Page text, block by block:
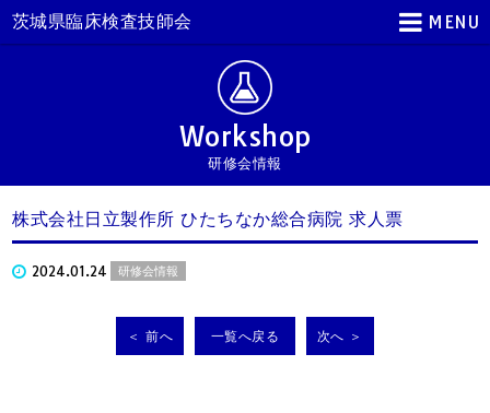
MENU
茨城県臨床検査技師会
Workshop
研修会情報
株式会社日立製作所 ひたちなか総合病院 求人票
2024.01.24 研修会情報
＜ 前へ 一覧へ戻る 次へ ＞